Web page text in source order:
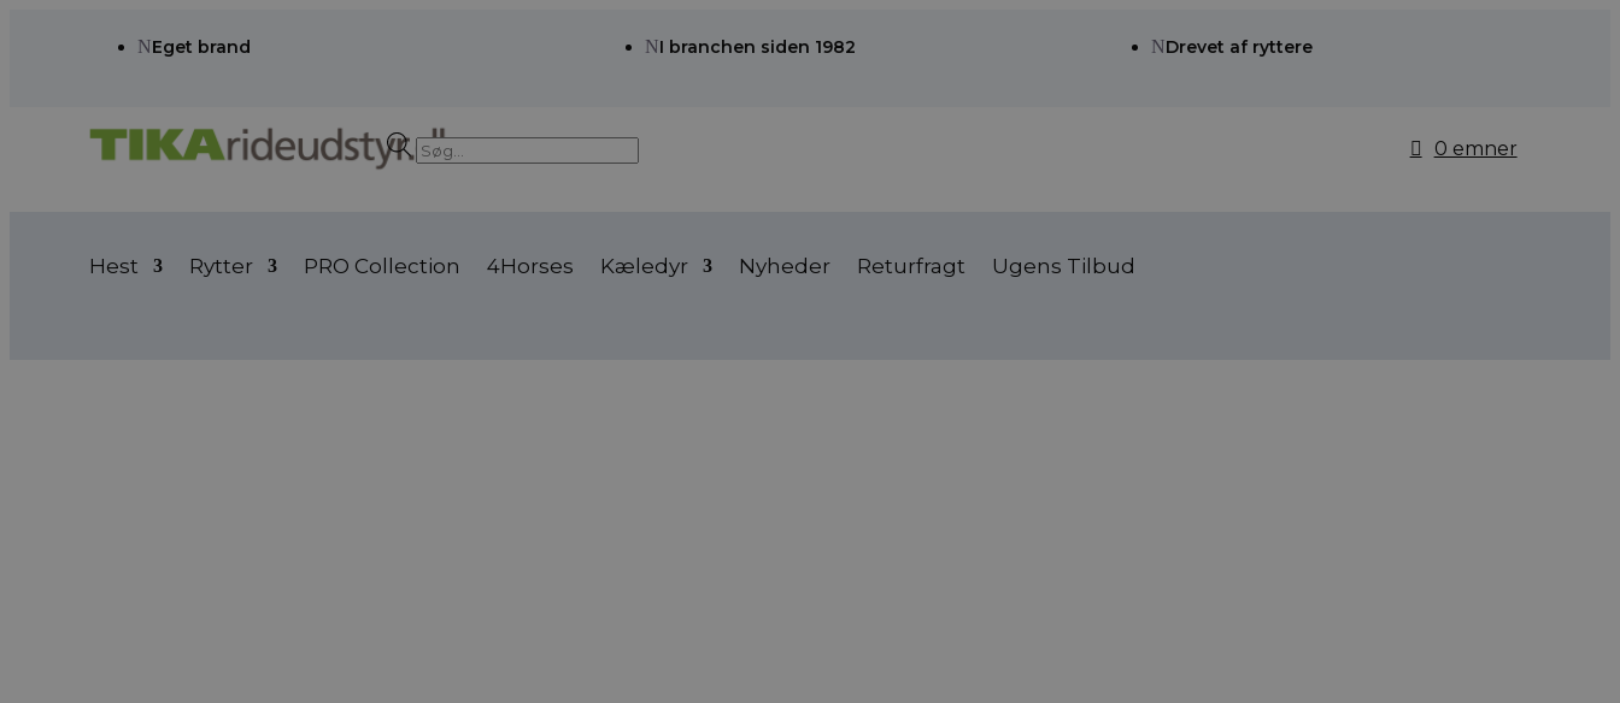
NEget brand NI branchen siden 1982 NDrevet af ryttere
Products
search
0 emner
Hest Rytter PRO Collection 4Horses Kæledyr Nyheder Returfragt Ugens Tilbud